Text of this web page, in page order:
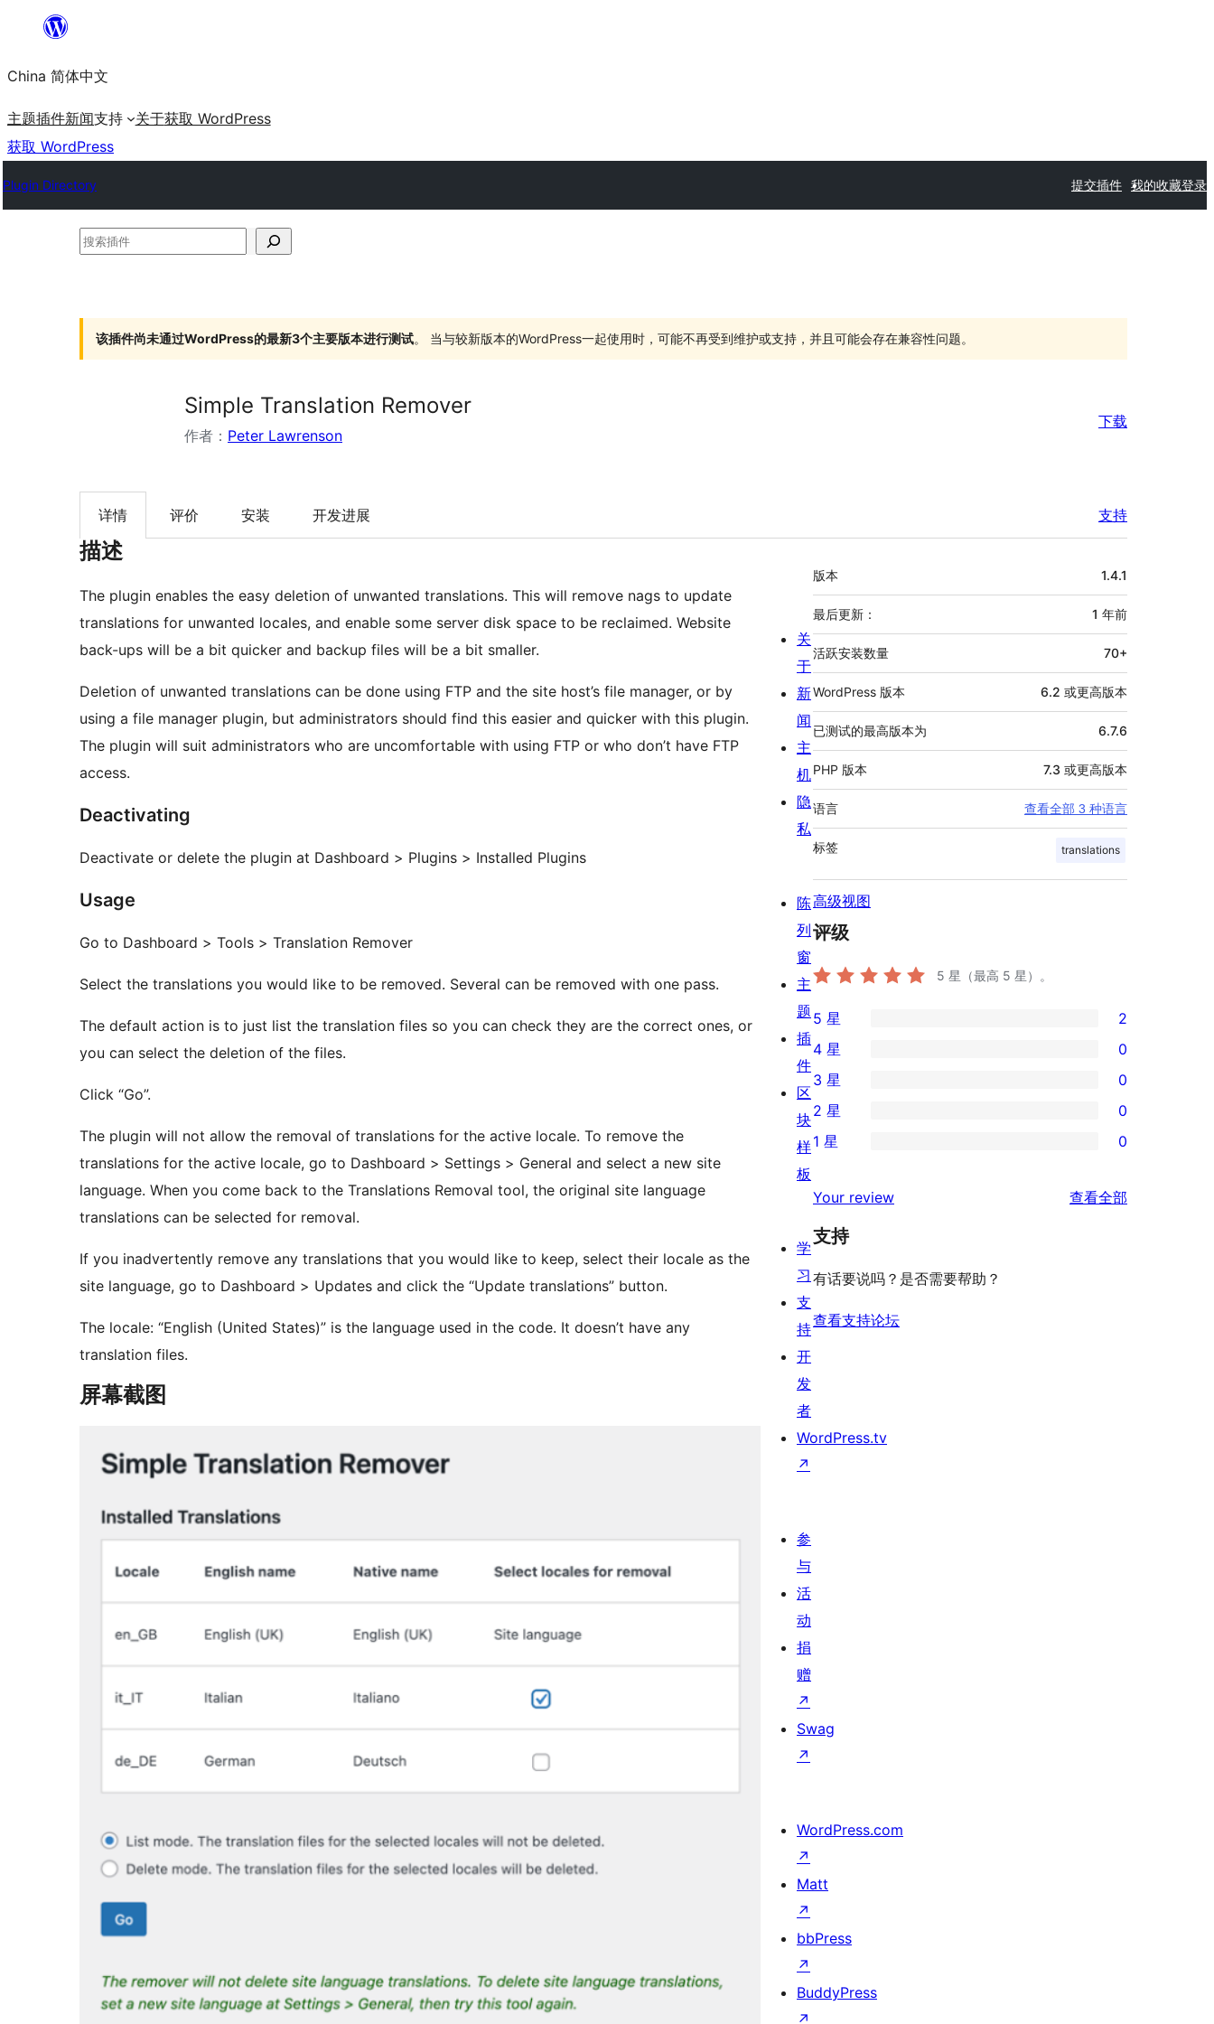
内
容
China 简体中文
主题插件新闻支持 关于获取 WordPress
获取 WordPress
Plugin Directory 提交插件 我的收藏登录
搜
件
该插件尚未通过WordPress的最新3个主要版本进行测试。 当与较新版本的WordPress一起使用时，可能不再受到维护或支持，并且可能会存在兼容性问题。
Simple Translation Remover
作者： Peter Lawrenson
下载
详情 评价 安装 开发进展 支持
描述
The plugin enables the easy deletion of unwanted translations. This will remove nags to update
translations for unwanted locales, and enable some server disk space to be reclaimed. Website
back-ups will be a bit quicker and backup files will be a bit smaller.
Deletion of unwanted translations can be done using FTP and the site host’s file manager, or by
using a file manager plugin, but administrators should find this easier and quicker with this plugin.
The plugin will suit administrators who are uncomfortable with using FTP or who don’t have FTP
access.
Deactivating
Deactivate or delete the plugin at Dashboard > Plugins > Installed Plugins
Usage
Go to Dashboard > Tools > Translation Remover
Select the translations you would like to be removed. Several can be removed with one pass.
The default action is to just list the translation files so you can check they are the correct ones, or
you can select the deletion of the files.
Click “Go”.
The plugin will not allow the removal of translations for the active locale. To remove the
translations for the active locale, go to Dashboard > Settings > General and select a new site
language. When you come back to the Translations Removal tool, the original site language
translations can be selected for removal.
If you inadvertently remove any translations that you would like to keep, select their locale as the
site language, go to Dashboard > Updates and click the “Update translations” button.
The locale: “English (United States)” is the language used in the code. It doesn’t have any
translation files.
屏幕截图
额
外
信
息
版本 1.4.1
最后更新： 1 年前
活跃安装数量 70+
WordPress 版本 6.2 或更高版本
已测试的最高版本为 6.7.6
PHP 版本 7.3 或更高版本
语言 查看全部 3 种语言
标签 translations
高级视图
评级
5 星（最高 5 星）。
2
条
5
星
评
5 星 2
条
4
星
价
4 星 0
0
条
3
评
价
3 星 0
条
星
评
2 星 0
1
星
价
1 星 0
Your review 查看全部
支持
有话要说吗？是否需要帮助？
查看支持论坛
关
于
新
闻
主
机
隐
私
陈
列
窗
主
题
插
件
区
块
样
板
学
习
支
持
开
发
者
WordPress.tv
↗
参
与
活
动
捐
赠
↗
Swag
↗
WordPress.com
↗
Matt
↗
bbPress
↗
BuddyPress
↗